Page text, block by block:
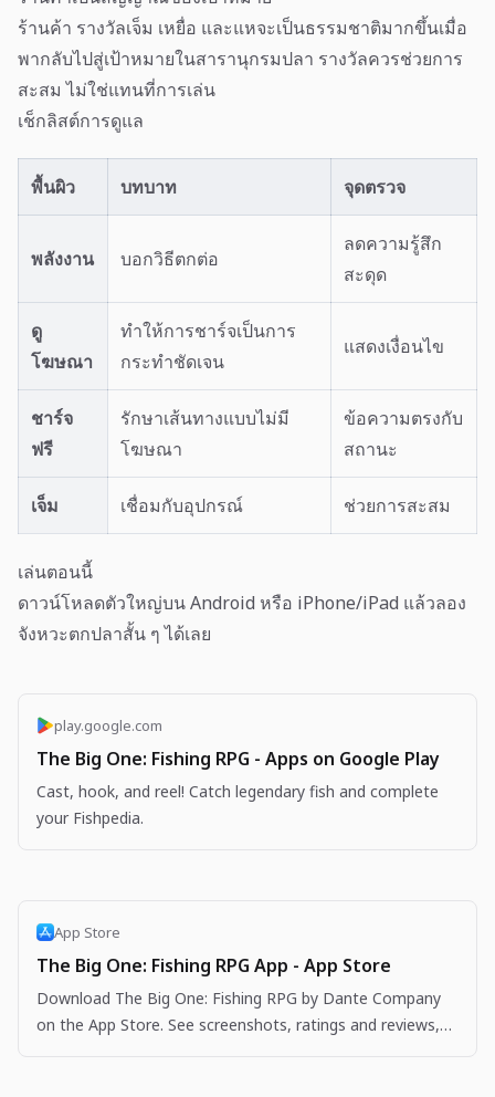
ร้านค้า รางวัลเจ็ม เหยื่อ และแหจะเป็นธรรมชาติมากขึ้นเมื่อ
พากลับไปสู่เป้าหมายในสารานุกรมปลา รางวัลควรช่วยการ
สะสม ไม่ใช่แทนที่การเล่น
เช็กลิสต์การดูแล
พื้นผิว บทบาท จุดตรวจ
พลังงาน บอกวิธีตกต่อ
ลดความรู้สึก
สะดุด
ดู
โฆษณา
ทำให้การชาร์จเป็นการ
กระทำชัดเจน
แสดงเงื่อนไข
ชาร์จ
ฟรี
รักษาเส้นทางแบบไม่มี
โฆษณา
ข้อความตรงกับ
สถานะ
เจ็ม เชื่อมกับอุปกรณ์ ช่วยการสะสม
เล่นตอนนี้
ดาวน์โหลดตัวใหญ่บน Android หรือ iPhone/iPad แล้วลอง
จังหวะตกปลาสั้น ๆ ได้เลย
play.google.com
The Big One: Fishing RPG - Apps on Google Play
Cast, hook, and reel! Catch legendary fish and complete
your Fishpedia.
App Store
The Big One: Fishing RPG App - App Store
Download The Big One: Fishing RPG by Dante Company
on the App Store. See screenshots, ratings and reviews,